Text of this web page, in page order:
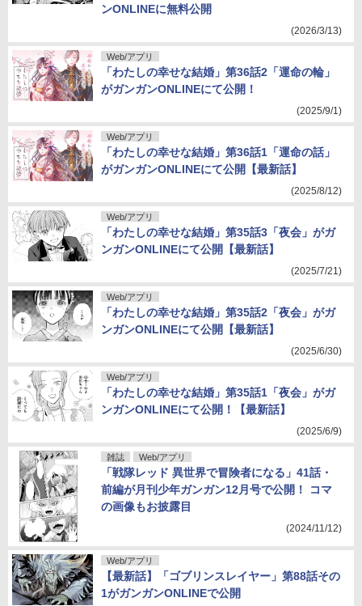
ンONLINEに無料公開
(2026/3/13)
Web/アプリ
「わたしの幸せな結婚」第36話2「運命の輪」
がガンガンONLINEにて公開！
(2025/9/1)
Web/アプリ
「わたしの幸せな結婚」第36話1「運命の話」
がガンガンONLINEにて公開【最新話】
(2025/8/12)
Web/アプリ
「わたしの幸せな結婚」第35話3「夜会」がガ
ンガンONLINEにて公開【最新話】
(2025/7/21)
Web/アプリ
「わたしの幸せな結婚」第35話2「夜会」がガ
ンガンONLINEにて公開【最新話】
(2025/6/30)
Web/アプリ
「わたしの幸せな結婚」第35話1「夜会」がガ
ンガンONLINEにて公開！【最新話】
(2025/6/9)
雑誌 Web/アプリ
「戦隊レッド 異世界で冒険者になる」41話・
前編が月刊少年ガンガン12月号で公開！ コマ
の画像もお披露目
(2024/11/12)
Web/アプリ
【最新話】「ゴブリンスレイヤー」第88話その
1がガンガンONLINEで公開